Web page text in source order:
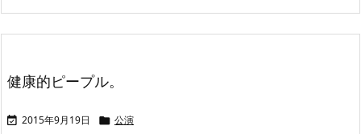
健康的ピープル。
 2015年9月19日  公演